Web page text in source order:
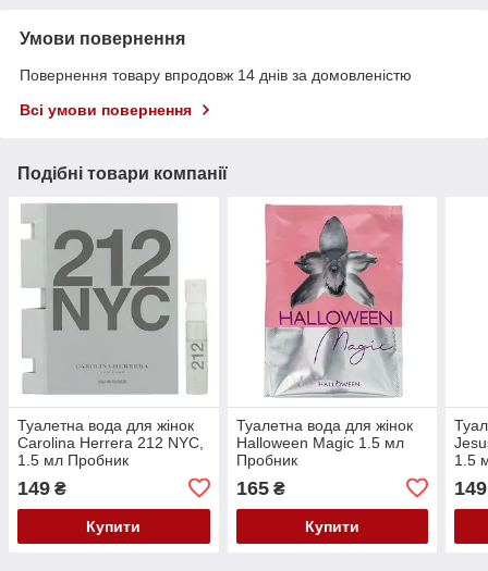
Умови повернення
Повернення товару впродовж 14 днів за домовленістю
Всі умови повернення
Подібні товари компанії
Туалетна вода для жінок
Carolina Herrera 212 NYC,
1.5 мл Пробник
149 ₴
Купити
Туалетна вода для жінок
Halloween Magic 1.5 мл
Пробник
165₴
Купити
1.5
149